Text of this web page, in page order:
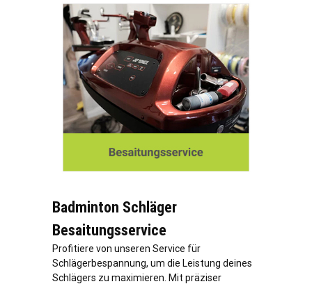
Badminton Schläger
Besaitungsservice
Profitiere von unseren Service für
Schlägerbespannung, um die Leistung deines
Schlägers zu maximieren. Mit präziser